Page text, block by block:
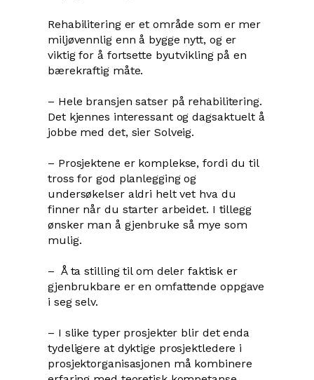
Rehabilitering er et område som er mer
miljøvennlig enn å bygge nytt, og er
viktig for å fortsette byutvikling på en
bærekraftig måte.
– Hele bransjen satser på rehabilitering.
Det kjennes interessant og dagsaktuelt å
jobbe med det, sier Solveig.
– Prosjektene er komplekse, fordi du til
tross for god planlegging og
undersøkelser aldri helt vet hva du
finner når du starter arbeidet. I tillegg
ønsker man å gjenbruke så mye som
mulig.
– Å ta stilling til om deler faktisk er
gjenbrukbare er en omfattende oppgave
i seg selv.
– I slike typer prosjekter blir det enda
tydeligere at dyktige prosjektledere i
prosjektorganisasjonen må kombinere